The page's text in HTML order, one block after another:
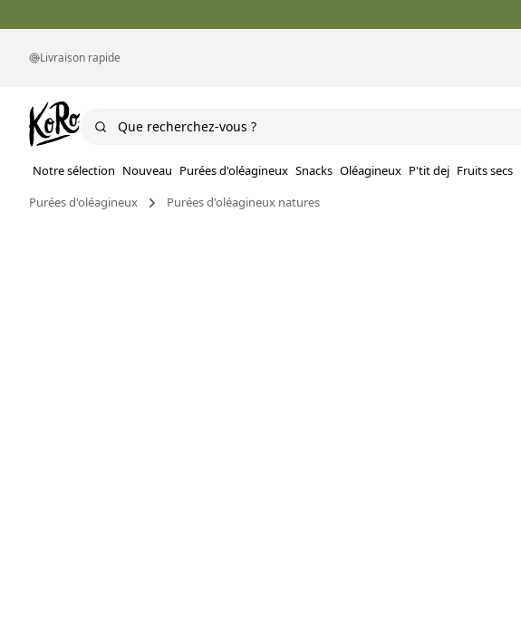
Livraison rapide
Notre sélection Nouveau Purées d'oléagineux Snacks Oléagineux P'tit dej Fruits secs
Purées d'oléagineux
Purées d'oléagineux natures